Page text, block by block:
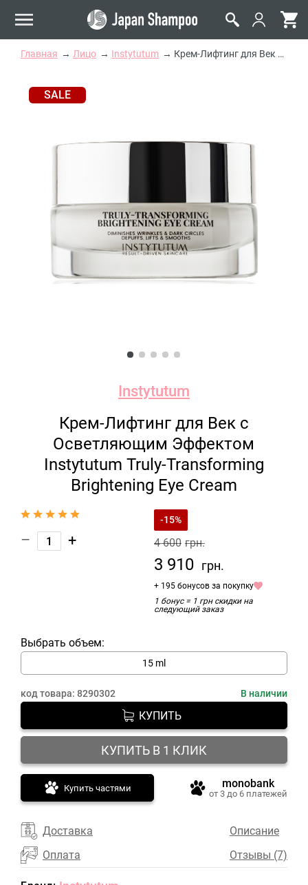
Главная Лицо Instytutum Крем-Лифтинг для Век с Осветляющим Эффектом Instytutum Truly-Transforming Brightening Eye Cream
SALE
Instytutum
Крем-Лифтинг для Век с
Осветляющим Эффектом
Instytutum Truly-Transforming
Brightening Eye Cream
– +
-15%
4 600 грн.
3 910 грн.
+ 195 бонусов за покупку
1 бонус = 1 грн скидки на
следующий заказ
Выбрать объем:
15 ml
код товара: 8290302 В наличии
КУПИТЬ
КУПИТЬ В 1 КЛИК
Купить частями monobank
от 3 до 6 платежей
Доставка
Оплата
Описание
Отзывы (7)